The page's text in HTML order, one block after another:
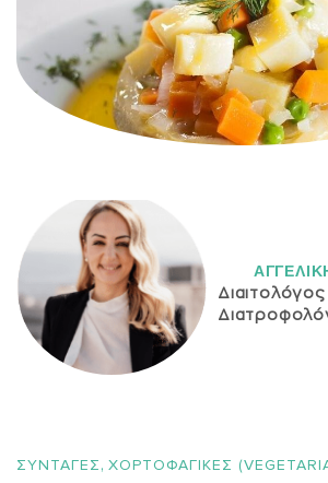
Διαιτολόγος
ΣΥΝΤΑΓΈΣ, ΧΟΡΤΟΦΑΓΙΚΕΣ